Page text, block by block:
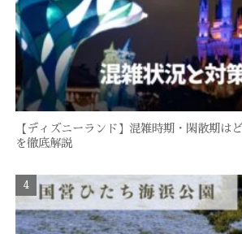
【ディズニーランド】混雑時期・閑散期は
を徹底解説